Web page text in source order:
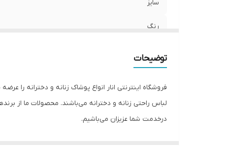
سایز
رنگ
تعداد در پک
توضیحات
فروشگاه اینترنتی انار انواع پوشاک زنانه و دخترانه
درخدمت شما عزیزان می‌باشیم.